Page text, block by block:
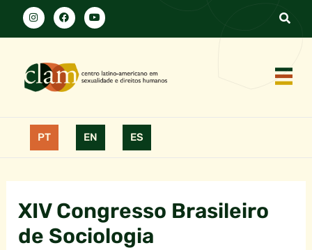
PT EN ES
XIV Congresso Brasileiro
de Sociologia